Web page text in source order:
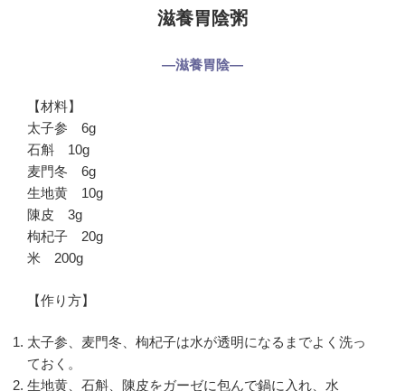
滋養胃陰粥
―滋養胃陰―
【材料】
太子参 6g
石斛 10g
麦門冬 6g
生地黄 10g
陳皮 3g
枸杞子 20g
米 200g
【作り方】
太子参、麦門冬、枸杞子は水が透明になるまでよく洗っ
ておく。
生地黄、石斛、陳皮をガーゼに包んで鍋に入れ、水